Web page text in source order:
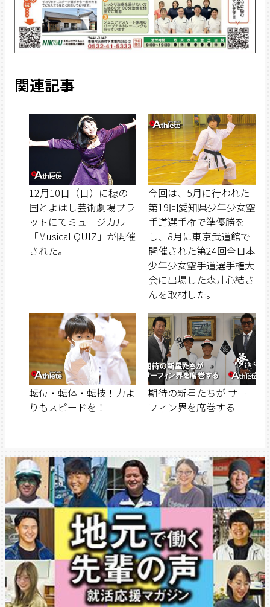
関連記事
12月10日（日）に穂の
国とよはし芸術劇場プラ
ットにてミュージカル
「Musical QUIZ」が開催
された。
今回は、5月に行われた
第19回愛知県少年少女空
手道選手権で準優勝を
し、8月に東京武道館で
開催された第24回全日本
少年少女空手道選手権大
会に出場した森井心結さ
んを取材した。
転位・転体・転技！力よ
りもスピードを！
期待の新星たちが サー
フィン界を席巻する